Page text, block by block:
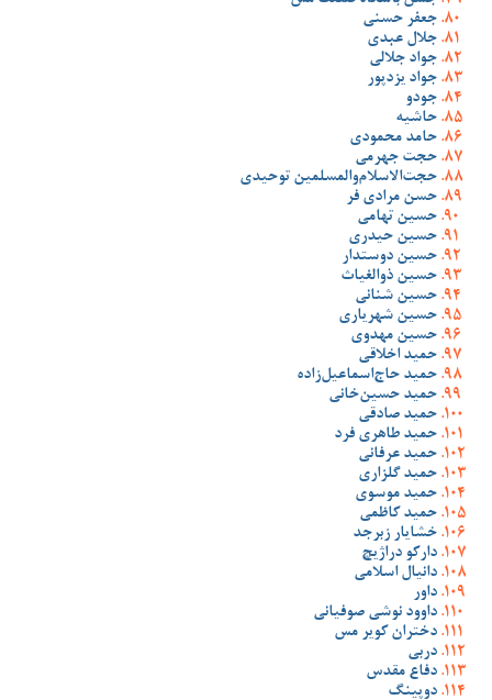
جعفر حسنی
جلال عبدی
جواد جلالی
جواد یزدپور
جودو
حاشیه
حامد محمودی
حجت جهرمی
حجت‌الاسلام‌والمسلمین توحیدی
حسن مرادی فر
حسین تهامی
حسین حیدری
حسین دوستدار
حسین ذوالغیاث
حسین شنانی
حسین شهریاری
حسین مهدوی
حمید اخلاقی
حمید حاج‌اسماعیل‌زاده
حمید حسین‌خانی
حمید صادقی
حمید طاهری فرد
حمید عرفانی
حمید گلزاری
حمید موسوی
حمید کاظمی
خشایار زبرجد
دارکو دراژیچ
دانیال اسلامی
داور
داوود نوشی صوفیانی
دختران کویر مس
دربی
دفاع مقدس
دوپینگ